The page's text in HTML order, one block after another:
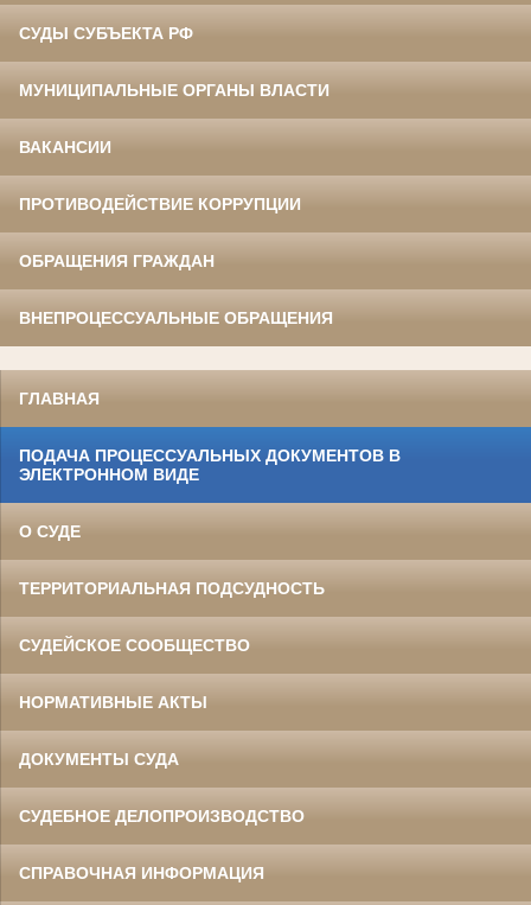
СУДЫ СУБЪЕКТА РФ
МУНИЦИПАЛЬНЫЕ ОРГАНЫ ВЛАСТИ
ВАКАНСИИ
ПРОТИВОДЕЙСТВИЕ КОРРУПЦИИ
ОБРАЩЕНИЯ ГРАЖДАН
ВНЕПРОЦЕССУАЛЬНЫЕ ОБРАЩЕНИЯ
ГЛАВНАЯ
ПОДАЧА ПРОЦЕССУАЛЬНЫХ ДОКУМЕНТОВ В
ЭЛЕКТРОННОМ ВИДЕ
О СУДЕ
ТЕРРИТОРИАЛЬНАЯ ПОДСУДНОСТЬ
СУДЕЙСКОЕ СООБЩЕСТВО
НОРМАТИВНЫЕ АКТЫ
ДОКУМЕНТЫ СУДА
СУДЕБНОЕ ДЕЛОПРОИЗВОДСТВО
СПРАВОЧНАЯ ИНФОРМАЦИЯ